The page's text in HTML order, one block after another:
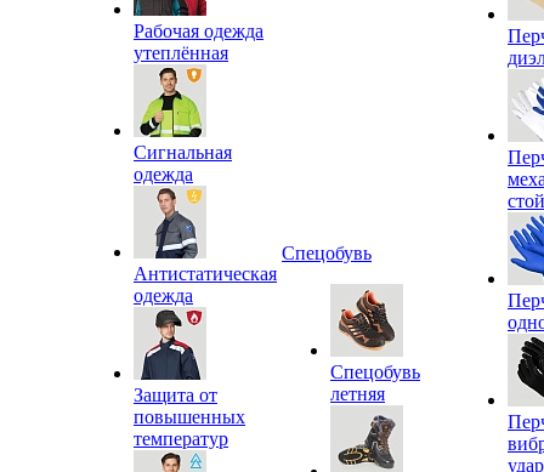
Рабочая одежда
утеплённая
Сигнальная
одежда
Антистатическая
одежда
Защита от
повышенных
температур
Спецобувь
Спецобувь
летняя